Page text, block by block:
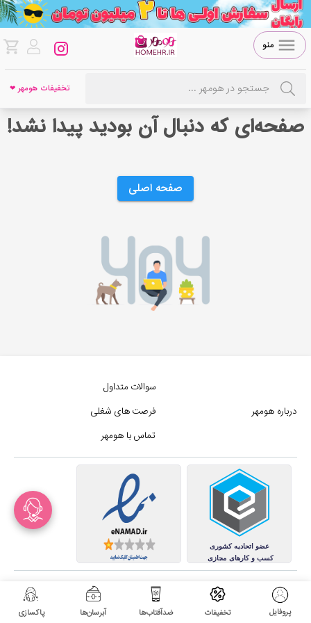
منو
تخفیفات هومهر ❤
صفحه‌ای که دنبال آن بودید پیدا نشد!
صفحه اصلی
درباره هومهر
سوالات متداول
فرصت های شغلی
تماس با هومهر
کلیه حقوق این سایت متعلق به
مجموع فروشگاه های هومهر (فروشگاه آنلاین هومهر) میباشد.
پروفایل تخفیفات ضدآفتاب‌ها آبرسان‌ها پاکسازی